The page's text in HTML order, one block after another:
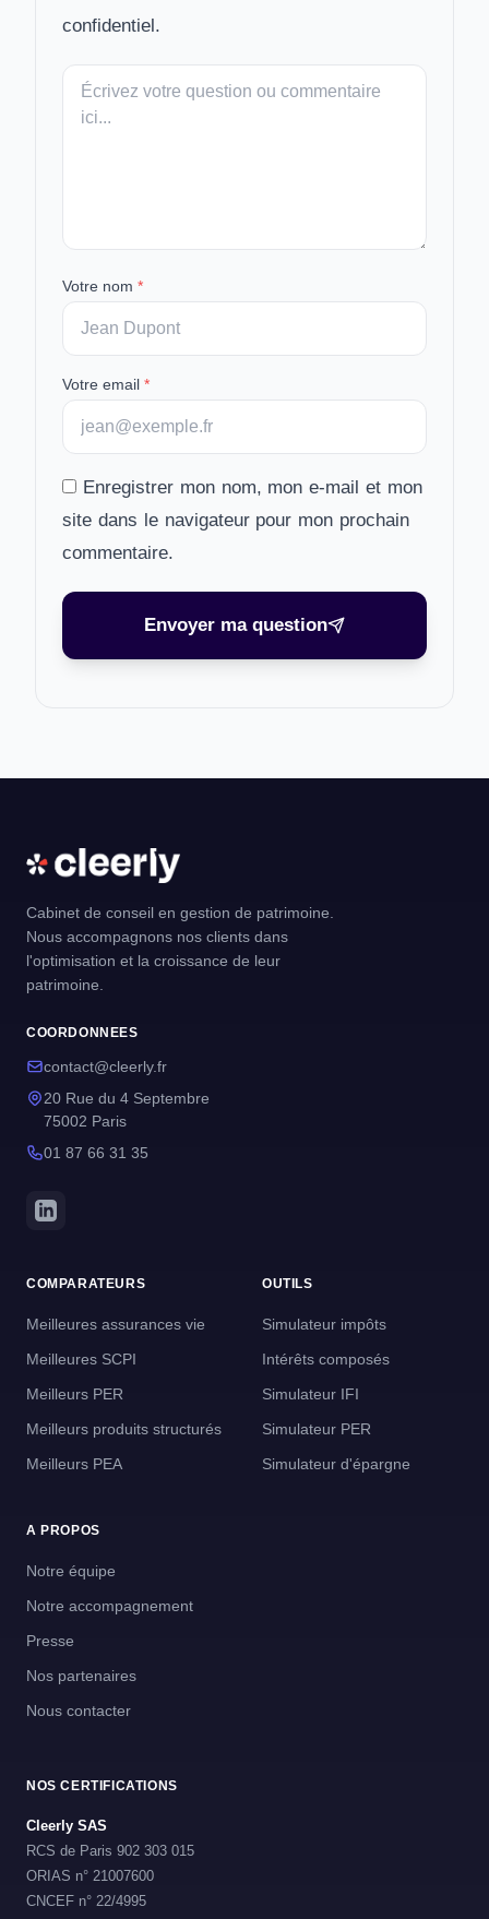
confidentiel.
Votre
message
Votre nom *
Votre email *
Enregistrer mon nom, mon e-mail et mon
site dans le navigateur pour mon prochain
commentaire.
Envoyer ma question
Cabinet de conseil en gestion de patrimoine.
Nous accompagnons nos clients dans
l'optimisation et la croissance de leur
patrimoine.
COORDONNEES
contact@cleerly.fr
20 Rue du 4 Septembre
75002 Paris
01 87 66 31 35
COMPARATEURS
Meilleures assurances vie
Meilleures SCPI
Meilleurs PER
Meilleurs produits structurés
Meilleurs PEA
OUTILS
Simulateur impôts
Intérêts composés
Simulateur IFI
Simulateur PER
Simulateur d'épargne
A PROPOS
Notre équipe
Notre accompagnement
Presse
Nos partenaires
Nous contacter
NOS CERTIFICATIONS
Cleerly SAS
RCS de Paris 902 303 015
ORIAS n° 21007600
CNCEF n° 22/4995